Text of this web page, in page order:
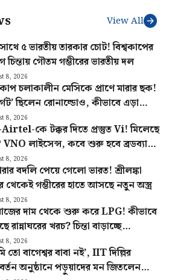
View All
৫ ভারতীয় তারকার চোট! বিশ্বকাপের
গৌতম গম্ভীরের ভারতীয় দল
8, 2026
চলাকালীন মেসিকে প্রাণে মারার ছক!
ছিলেন রোনাল্ডোও, কীভাবে এড়ানো
8, 2026
কে টক্কর দিতে প্রস্তুত Vi! মিলেছে
লাইসেন্স, কবে শুরু হবে ব্রডব্যান্ড
8, 2026
বদলি পেয়ে গেলো ভারত! শ্রীলঙ্কা
গম্ভীরের হাতে আসছে নতুন অস্ত্র
8, 2026
দাম থেকে শুরু করে LPG! কীভাবে
রান্নাঘরের খরচ? চিন্তা বাড়াচ্ছে
8, 2026
তো বাগেশ্বর বাবা নই’, IIT দিল্লির
অনুষ্ঠানে পড়ুয়াদের মন জিতলেন